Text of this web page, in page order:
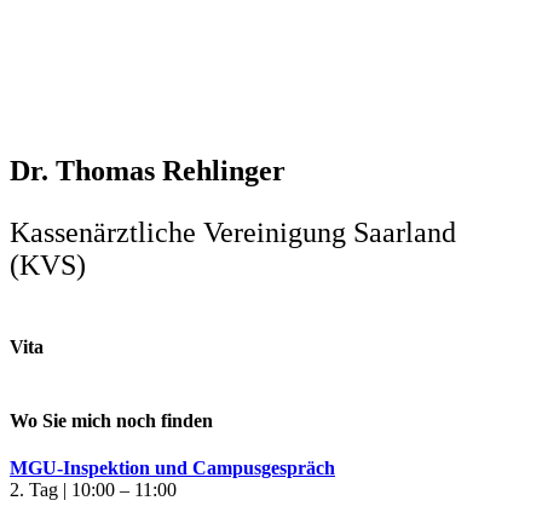
Dr. Thomas Rehlinger
Kassenärztliche Vereinigung Saarland
(KVS)
Vita
Wo Sie mich noch finden
MGU-Inspektion und Campusgespräch
2. Tag | 10:00 – 11:00